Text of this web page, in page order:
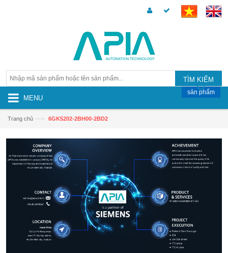
TÌM KIẾM
MENU
sản phẩm
Trang chủ —› 6GK5202-2BH00-2BD2